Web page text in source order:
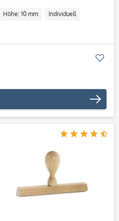
Höhe: 10 mm Individuell